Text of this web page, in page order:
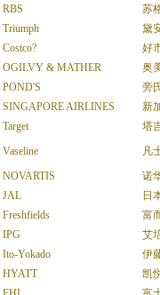
RBS
苏
Triumph
黛
Costco?
好
OGILVY & MATHER
奥
POND'S
旁
SINGAPORE AIRLINES
新
Target
塔
Vaseline
凡
NOVARTIS
诺
JAL
日
Freshfields
富
IPG
艾
Ito-Yokado
伊
HYATT
凯